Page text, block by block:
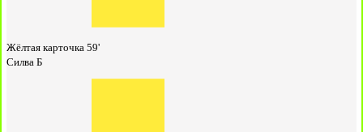
Жёлтая карточка 59'
Силва Б